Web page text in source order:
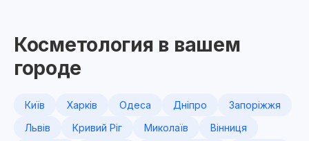
Косметология в вашем
городе
Київ Харків Одеса Дніпро
Запоріжжя
Львів
Кривий Ріг Миколаїв
Вінниця